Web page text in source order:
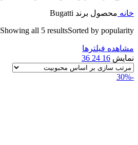
خانه محصول برند Bugatti
Showing all 5 resultsSorted by popularity
مشاهده فیلترها
نمایش 16
24
36
-30%